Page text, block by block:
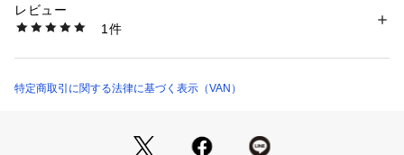
商品番号：1095200000148
レビュー
1件
特定商取引に関する法律に基づく表示（VAN）